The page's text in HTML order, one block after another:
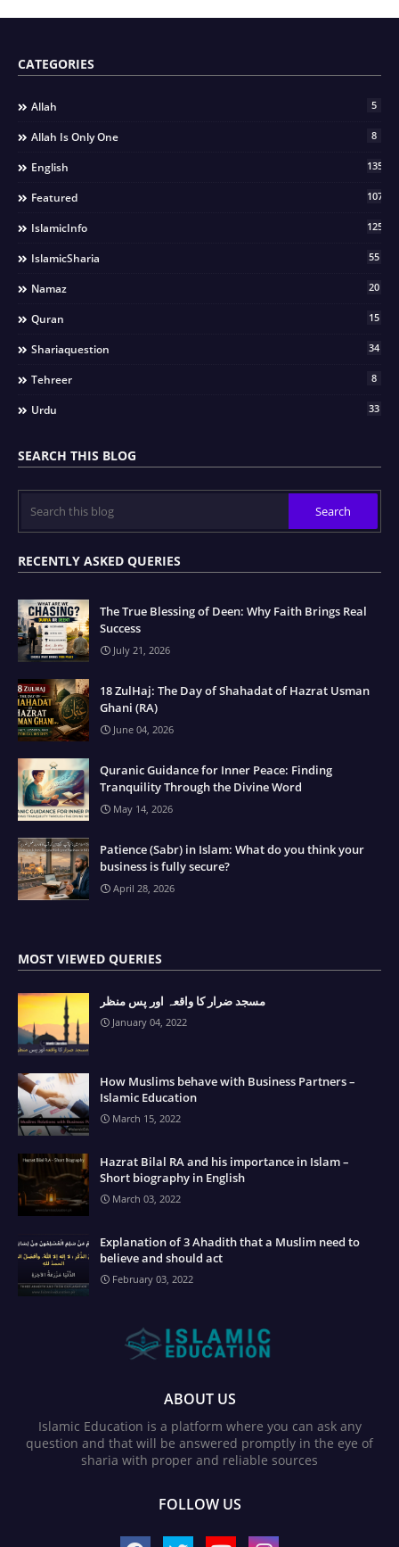
CATEGORIES
Allah 5
Allah Is Only One 8
English 135
Featured 107
IslamicInfo 125
IslamicSharia 55
Namaz 20
Quran 15
Shariaquestion 34
Tehreer 8
Urdu 33
SEARCH THIS BLOG
RECENTLY ASKED QUERIES
The True Blessing of Deen: Why Faith Brings Real
Success
July 21, 2026
18 ZulHaj: The Day of Shahadat of Hazrat Usman
Ghani (RA)
June 04, 2026
Quranic Guidance for Inner Peace: Finding
Tranquility Through the Divine Word
May 14, 2026
Patience (Sabr) in Islam: What do you think your
business is fully secure?
April 28, 2026
MOST VIEWED QUERIES
مسجد ضرار کا واقعہ اور پس منظر
January 04, 2022
How Muslims behave with Business Partners –
Islamic Education
March 15, 2022
Hazrat Bilal RA and his importance in Islam –
Short biography in English
March 03, 2022
Explanation of 3 Ahadith that a Muslim need to
believe and should act
February 03, 2022
ABOUT US
Islamic Education is a platform where you can ask any
question and that will be answered promptly in the eye of
sharia with proper and reliable sources
FOLLOW US